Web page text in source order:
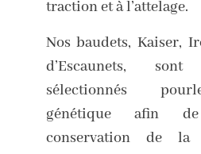
traction et à l’attelage.
Nos baudets, Kaiser,
d’Escaunets, sont
sélectionnés
génétique afin
conservation de